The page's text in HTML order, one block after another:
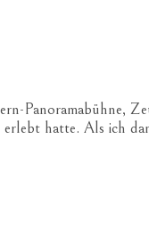
hatte. Als ich